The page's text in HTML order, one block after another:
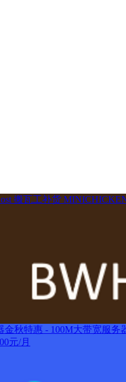
搬瓦工补货
金秋特惠 - 100M大带宽服务
元/月